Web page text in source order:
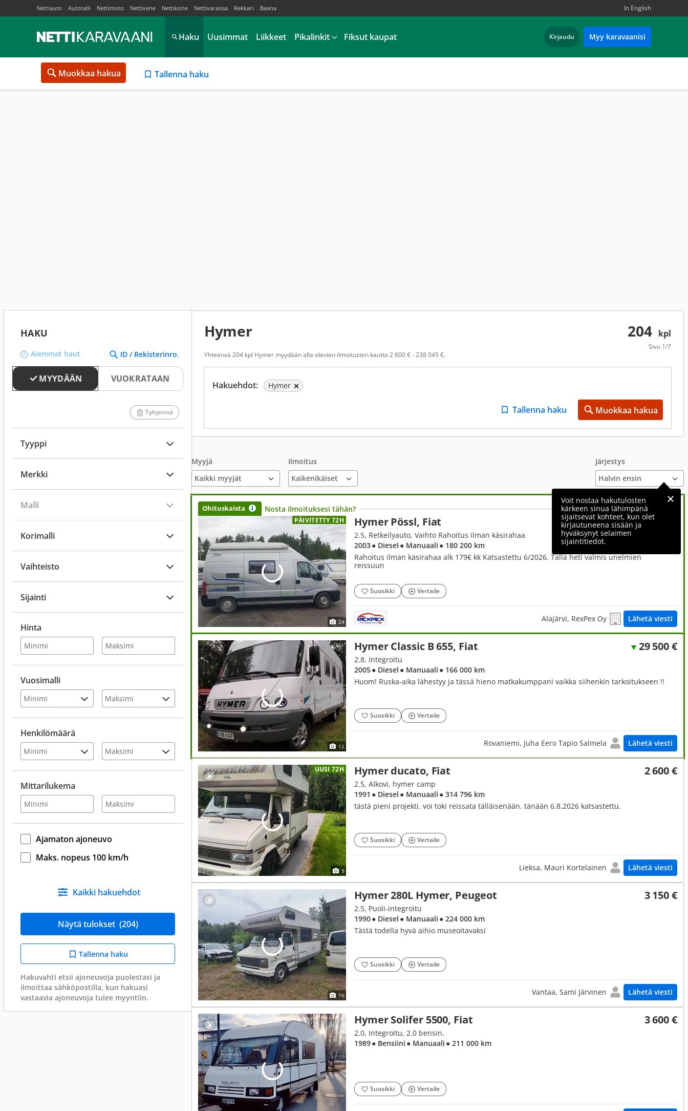
Nettiauto Autotalli Nettimoto Nettivene Nettikone Nettivaraosa Rekkari Baana In English
Haku Uusimmat Liikkeet Pikalinkit Fiksut kaupat Kirjaudu Myy karavaanisi
Muokkaa hakua Tallenna haku
HAKU
Aiemmat haut ID / Rekisterinro.
MYYDÄÄN VUOKRATAAN
Tyhjennä
Tyyppi
Merkki
Malli
Korimalli
Vaihteisto
Sijainti
Henkilömäärä
Mittarilukema
Vuosimalli
Hinta
Ajamaton ajoneuvo
Maks. nopeus 100 km/h
Kaikki hakuehdot
Näytä tulokset (204)
Tallenna haku
Hakuvahti etsii ajoneuvoja puolestasi ja
ilmoittaa sähköpostilla, kun hakuasi
vastaavia ajoneuvoja tulee myyntiin.
204 kpl
Sivu 1/7
Hymer
Yhteensä 204 kpl Hymer myydään alla olevien ilmoitusten kautta 2 600 € - 238 045 €.
Hakuehdot: Hymer
Tallenna haku Muokkaa hakua
Myyjä
Kaikki myyjät
Ilmoitus Järjestys
Voit nostaa hakutulosten
kärkeen sinua lähimpänä
sijaitsevat kohteet, kun olet
kirjautuneena sisään ja
hyväksynyt selaimen
sijaintitiedot.
Ohituskaista Nosta ilmoituksesi tähän?
PÄIVITETTY 72H
24
Hymer Pössl, Fiat 14 970 €
2.5, Retkeilyauto, Vaihto Rahoitus ilman käsirahaa
2003● Diesel ● Manuaali ● 180 200 km
Rahoitus ilman käsirahaa alk 179€ kk Katsastettu 6/2026. Tällä heti valmis unelmien
reissuun
Suosikki Vertaile
Alajärvi, RexPex Oy Lähetä viesti
12
Hymer Classic B 655, Fiat 29 500 €
2.8, Integroitu
2005● Diesel ● Manuaali ● 166 000 km
Huom! Ruska-aika lähestyy ja tässä hieno matkakumppani vaikka siihenkin tarkoitukseen !!
Suosikki Vertaile
Rovaniemi, Juha Eero Tapio Salmela Lähetä viesti
UUSI 72H
9
Hymer ducato, Fiat 2 600 €
2.5, Alkovi, hymer camp
1991 ● Diesel ● Manuaali ● 314 796 km
tästä pieni projekti. voi toki reissata tälläisenään. tänään 6.8.2026 katsastettu.
Suosikki Vertaile
Lieksa, Mauri Kortelainen Lähetä viesti
16
Hymer 280L Hymer, Peugeot 3 150 €
2.5, Puoli-integroitu
1990● Diesel ● Manuaali ● 224 000 km
Tästä todella hyvä aihio museoitavaksi
Suosikki Vertaile
Vantaa, Sami Järvinen Lähetä viesti
Hymer Solifer 5500, Fiat 3 600 €
2.0, Integroitu, 2.0 bensin.
1989● Bensiini ● Manuaali ● 211 000 km
Suosikki Vertaile